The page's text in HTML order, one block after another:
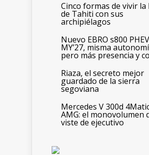
Cinco formas de vivir la
de Tahiti con sus
archipiélagos
Nuevo EBRO s800 PHEV
MY’27, misma
pero más presencia y
Riaza, el secreto mejor
guardado de la sierra
segoviana
Mercedes V 300d
AMG: el monovolumen
viste de ejecutivo